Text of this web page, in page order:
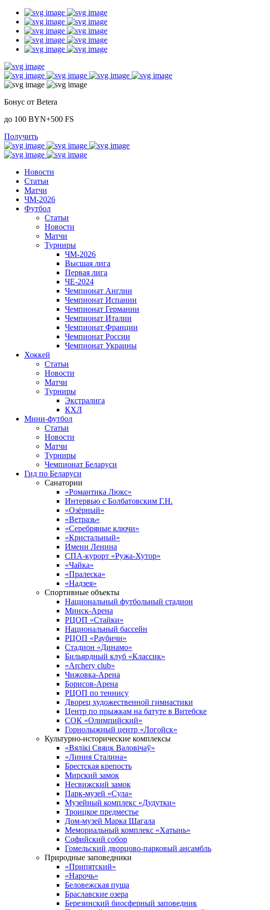
Бонус от Betera
до 100 BYN+500 FS
Получить
Новости
Статьи
Матчи
ЧМ-2026
Футбол
Статьи
Новости
Матчи
Турниры
ЧМ-2026
Высшая лига
Первая лига
ЧЕ-2024
Чемпионат Англии
Чемпионат Испании
Чемпионат Германии
Чемпионат Италии
Чемпионат Франции
Чемпионат России
Чемпионат Украины
Хоккей
Статьи
Новости
Матчи
Турниры
Экстралига
КХЛ
Мини-футбол
Статьи
Новости
Матчи
Турниры
Чемпионат Беларуси
Гид по Беларуси
Санатории
«Романтика Люкс»
Интервью с Болбатовским Г.Н.
«Озёрный»
«Ветразь»
«Серебряные ключи»
«Кристальный»
Имени Ленина
СПА-курорт «Ружа-Хутор»
«Чайка»
«Пралеска»
«Надзея»
Спортивные объекты
Национальный футбольный стадион
Минск-Арена
РЦОП «Стайки»
Национальный бассейн
РЦОП «Раубичи»
Стадион «Динамо»
Бильярдный клуб «Классик»
«Archery club»
Чижовка-Арена
Борисов-Арена
РЦОП по теннису
Дворец художественной гимнастики
Центр по прыжкам на батуте в Витебске
СОК «Олимпийский»
Горнолыжный центр «Логойск»
Культурно-исторические комплексы
«Вялікі Свяцк Валовічаў»
«Линия Сталина»
Брестская крепость
Мирский замок
Несвижский замок
Парк-музей «Сула»
Музейный комплекс «Дудутки»
Троицкое предместье
Дом-музей Марка Шагала
Мемориальный комплекс «Хатынь»
Софийский собор
Гомельский дворцово-парковый ансамбль
Природные заповедники
«Припятский»
«Нарочь»
Беловежская пуща
Браславские озера
Березинский биосферный заповедник